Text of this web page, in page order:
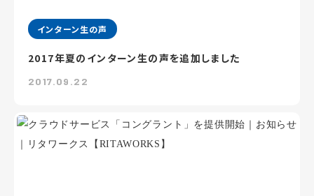
インターン生の声
2017年夏のインターン生の声を追加しました
2017.09.22